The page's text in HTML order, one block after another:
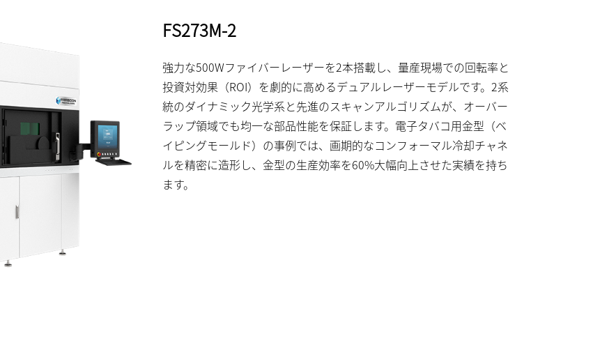
FS273M-2
強力な500Wファイバーレーザーを2本搭載し、量産現場での回転率と
投資対効果（ROI）を劇的に高めるデュアルレーザーモデルです。2系
統のダイナミック光学系と先進のスキャンアルゴリズムが、オーバー
ラップ領域でも均一な部品性能を保証します。電子タバコ用金型（ベ
イピングモールド）の事例では、画期的なコンフォーマル冷却チャネ
ルを精密に造形し、金型の生産効率を60%大幅向上させた実績を持ち
ます。